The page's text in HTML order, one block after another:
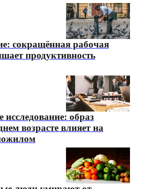
сокращённая рабочая
продуктивность
исследование: образ
возрасте влияет на